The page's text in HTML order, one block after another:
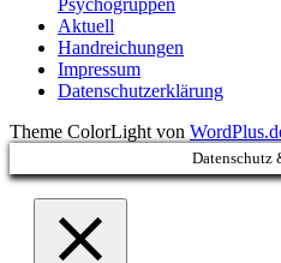
Aktuell
Handreichungen
Impressum
Datenschutzerklärung
Theme ColorLight von
Datenschutz